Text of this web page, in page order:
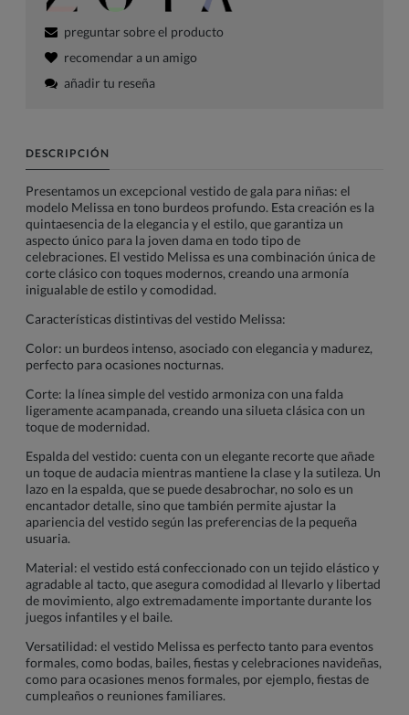
preguntar sobre el producto
recomendar a un amigo
añadir tu reseña
DESCRIPCIÓN
Presentamos un excepcional vestido de gala para niñas: el
modelo Melissa en tono burdeos profundo. Esta creación es la
quintaesencia de la elegancia y el estilo, que garantiza un
aspecto único para la joven dama en todo tipo de
celebraciones. El vestido Melissa es una combinación única de
corte clásico con toques modernos, creando una armonía
inigualable de estilo y comodidad.
Características distintivas del vestido Melissa:
Color: un burdeos intenso, asociado con elegancia y madurez,
perfecto para ocasiones nocturnas.
Corte: la línea simple del vestido armoniza con una falda
ligeramente acampanada, creando una silueta clásica con un
toque de modernidad.
Espalda del vestido: cuenta con un elegante recorte que añade
un toque de audacia mientras mantiene la clase y la sutileza. Un
lazo en la espalda, que se puede desabrochar, no solo es un
encantador detalle, sino que también permite ajustar la
apariencia del vestido según las preferencias de la pequeña
usuaria.
Material: el vestido está confeccionado con un tejido elástico y
agradable al tacto, que asegura comodidad al llevarlo y libertad
de movimiento, algo extremadamente importante durante los
juegos infantiles y el baile.
Versatilidad: el vestido Melissa es perfecto tanto para eventos
formales, como bodas, bailes, fiestas y celebraciones navideñas,
como para ocasiones menos formales, por ejemplo, fiestas de
cumpleaños o reuniones familiares.